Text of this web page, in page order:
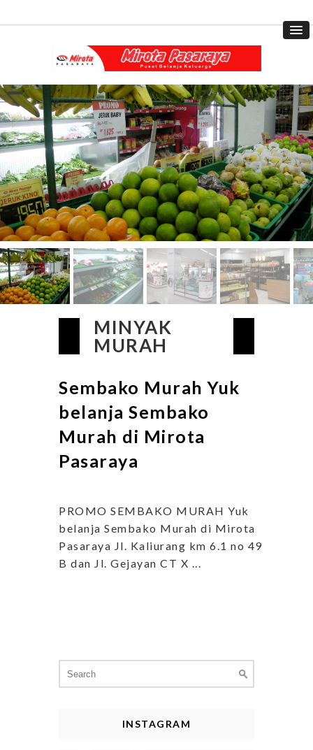
MINYAK
MURAH
Sembako Murah Yuk
belanja Sembako
Murah di Mirota
Pasaraya
PROMO SEMBAKO MURAH Yuk
belanja Sembako Murah di Mirota
Pasaraya Jl. Kaliurang km 6.1 no 49
B dan Jl. Gejayan CT X ...
for:
INSTAGRAM